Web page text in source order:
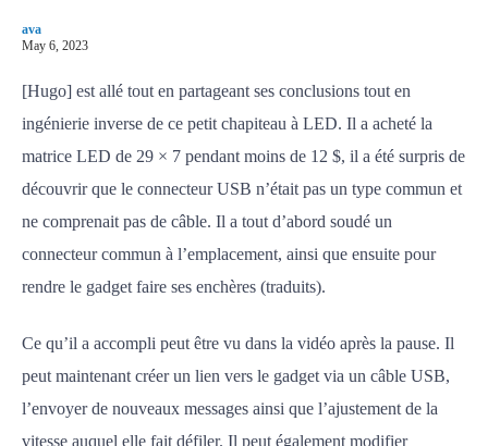
ava
May 6, 2023
[Hugo] est allé tout en partageant ses conclusions tout en
ingénierie inverse de ce petit chapiteau à LED. Il a acheté la
matrice LED de 29 × 7 pendant moins de 12 $, il a été surpris de
découvrir que le connecteur USB n’était pas un type commun et
ne comprenait pas de câble. Il a tout d’abord soudé un
connecteur commun à l’emplacement, ainsi que ensuite pour
rendre le gadget faire ses enchères (traduits).
Ce qu’il a accompli peut être vu dans la vidéo après la pause. Il
peut maintenant créer un lien vers le gadget via un câble USB,
l’envoyer de nouveaux messages ainsi que l’ajustement de la
vitesse auquel elle fait défiler. Il peut également modifier